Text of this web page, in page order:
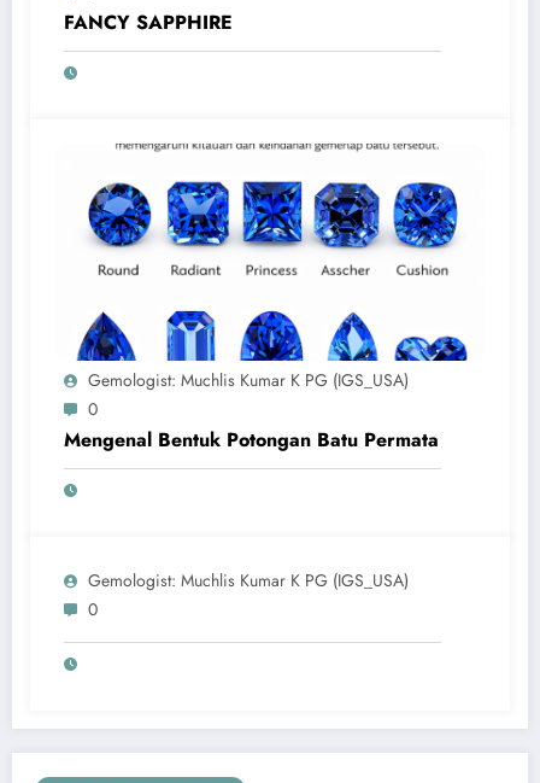
FANCY SAPPHIRE
Gemologist: Muchlis Kumar K PG (IGS_USA)
0
Mengenal Bentuk Potongan Batu Permata
Gemologist: Muchlis Kumar K PG (IGS_USA)
0